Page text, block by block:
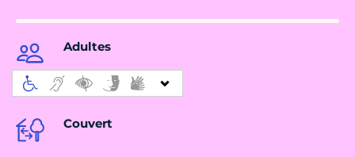
Adultes
Couvert